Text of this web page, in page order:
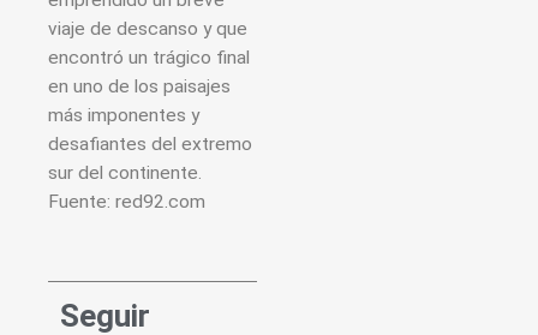
viaje de descanso y que
encontró un trágico final
en uno de los paisajes
más imponentes y
desafiantes del extremo
sur del continente.
Fuente: red92.com
Seguir